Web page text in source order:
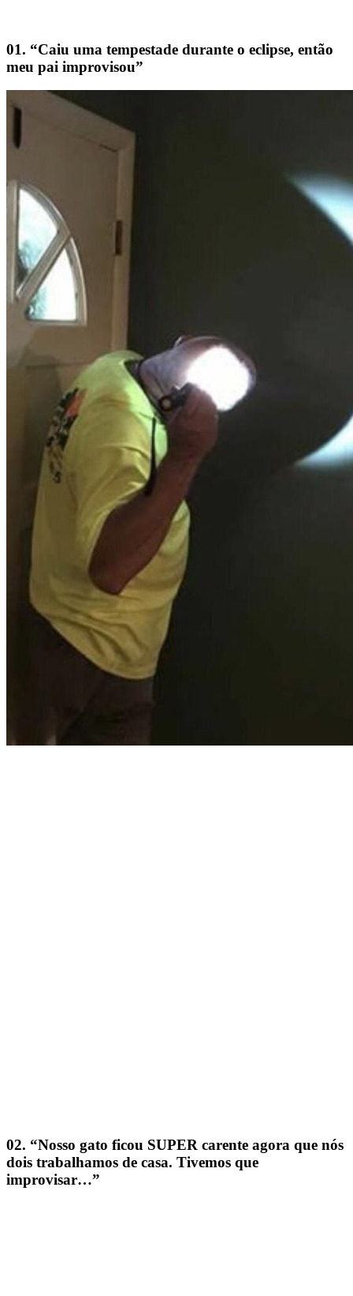
01. “Caiu uma tempestade durante o eclipse, então
meu pai improvisou”
02. “Nosso gato ficou SUPER carente agora que nós
dois trabalhamos de casa. Tivemos que
improvisar…”